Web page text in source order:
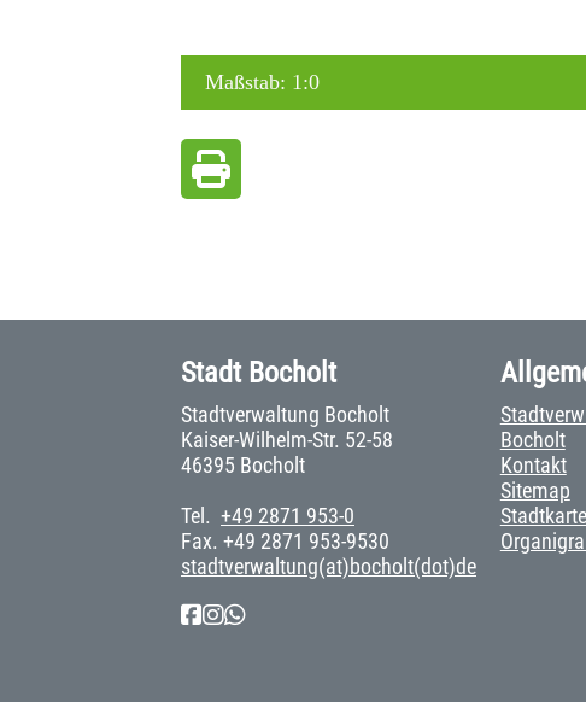
Stadt Bocholt
Stadtverwaltung Bocholt
Kaiser-Wilhelm-Str. 52-58
46395 Bocholt
Tel. +49 2871 953-0
Fax. +49 2871 953-9530
stadtverwaltung(at)bocholt(dot)de
Bocholt
Kontakt
Sitemap
Stadtkarte